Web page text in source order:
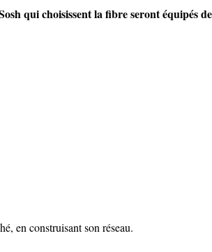
qui choisissent la fibre seront équipés
en construisant son réseau.